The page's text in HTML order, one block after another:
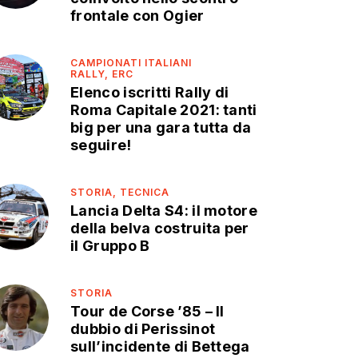
frontale con Ogier
CAMPIONATI ITALIANI
RALLY, ERC
Elenco iscritti Rally di
Roma Capitale 2021: tanti
big per una gara tutta da
seguire!
STORIA, TECNICA
Lancia Delta S4: il motore
della belva costruita per
il Gruppo B
STORIA
Tour de Corse ’85 – Il
dubbio di Perissinot
sull’incidente di Bettega